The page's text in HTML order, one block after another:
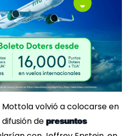
volvió a colocarse en
de presuntos